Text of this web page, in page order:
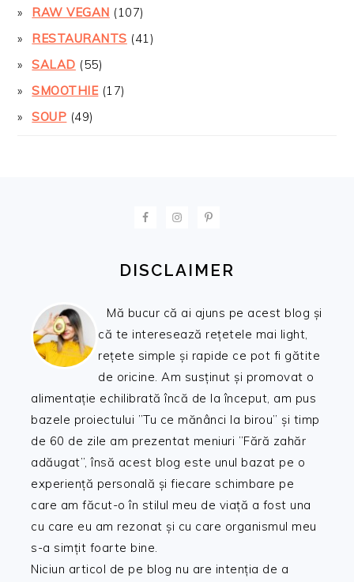
RAW VEGAN (107)
RESTAURANTS (41)
SALAD (55)
SMOOTHIE(17)
SOUP (49)
DISCLAIMER
Mă bucur că ai ajuns pe acest blog și
că te interesează rețetele mai light,
rețete simple și rapide ce pot fi gătite
de oricine. Am susținut și promovat o
alimentație echilibrată încă de la început, am pus
bazele proiectului ”Tu ce mănânci la birou” și timp
de 60 de zile am prezentat meniuri ”Fără zahăr
adăugat”, însă acest blog este unul bazat pe o
experiență personală și fiecare schimbare pe
care am făcut-o în stilul meu de viață a fost una
cu care eu am rezonat și cu care organismul meu
s-a simțit foarte bine.
Niciun articol de pe blog nu are intenția de a